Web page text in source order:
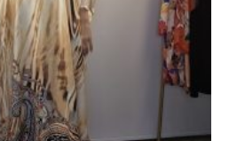
sayfasından
seçilebilir